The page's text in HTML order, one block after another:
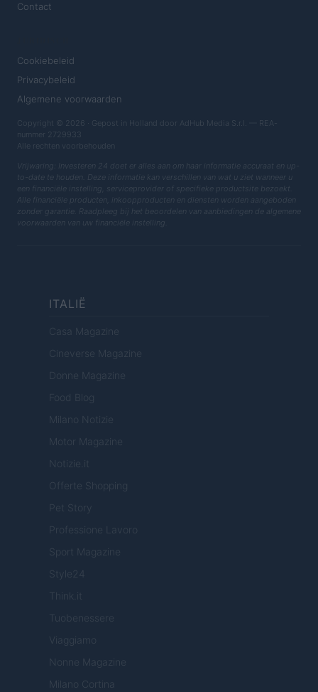
Contact
Cookiebeleid
Privacybeleid
Algemene voorwaarden
Copyright © 2026 · Gepost in Holland door AdHub Media S.r.l. — REA-
nummer 2729933
Alle rechten voorbehouden
Vrijwaring: Investeren 24 doet er alles aan om haar informatie accuraat en up-
to-date te houden. Deze informatie kan verschillen van wat u ziet wanneer u
een financiële instelling, serviceprovider of specifieke productsite bezoekt.
Alle financiële producten, inkoopproducten en diensten worden aangeboden
zonder garantie. Raadpleeg bij het beoordelen van aanbiedingen de algemene
voorwaarden van uw financiële instelling.
ITALIË
Casa Magazine
Cineverse Magazine
Donne Magazine
Food Blog
Milano Notizie
Motor Magazine
Notizie.it
Offerte Shopping
Pet Story
Professione Lavoro
Sport Magazine
Style24
Think.it
Tuobenessere
Viaggiamo
Nonne Magazine
Milano Cortina